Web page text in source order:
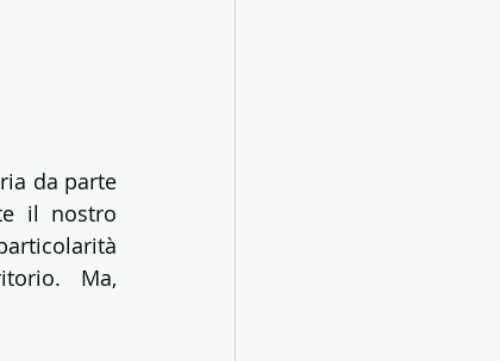
da parte
il nostro
Ma,